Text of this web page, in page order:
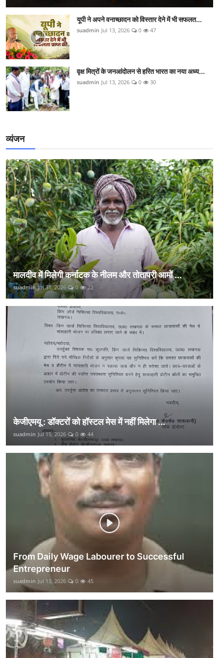
यूपी ने अपने वनाच्छादन को विस्तार देने में भी सफलत...
suadmin Jul 13, 2026 0 47
वृक्ष मित्रों के जनआंदोलन से हरित भारत का नया अध्य...
suadmin Jul 13, 2026 0 30
व्यंजन
मालदीव में मिलेगी कर्नाटक के नीलम और तोतापरी आमों ...
suadmin Jul 31, 2026 0 22
केजीएमयू : डॉक्टरों को हॉस्टल मेस में नहीं मिलेगा ...
suadmin Jul 15, 2026 0 44
From Daily Wage Labourer to Successful
Entrepreneur
suadmin Jul 13, 2026 0 45